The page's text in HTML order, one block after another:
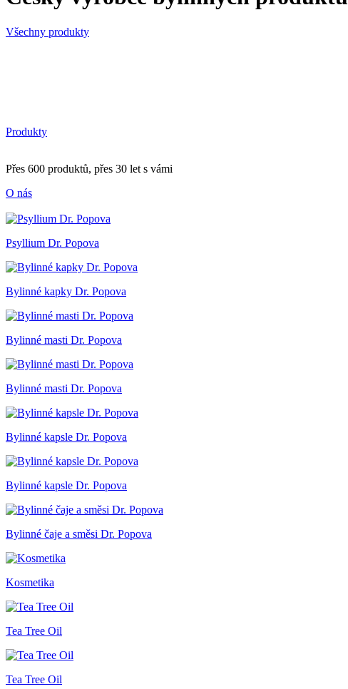
Všechny produkty
Produkty
Přes 600 produktů, přes 30 let s vámi
O nás
Psyllium Dr. Popova
Bylinné kapky Dr. Popova
Bylinné masti Dr. Popova
Bylinné masti Dr. Popova
Bylinné kapsle Dr. Popova
Bylinné kapsle Dr. Popova
Bylinné čaje a směsi Dr. Popova
Kosmetika
Tea Tree Oil
Tea Tree Oil